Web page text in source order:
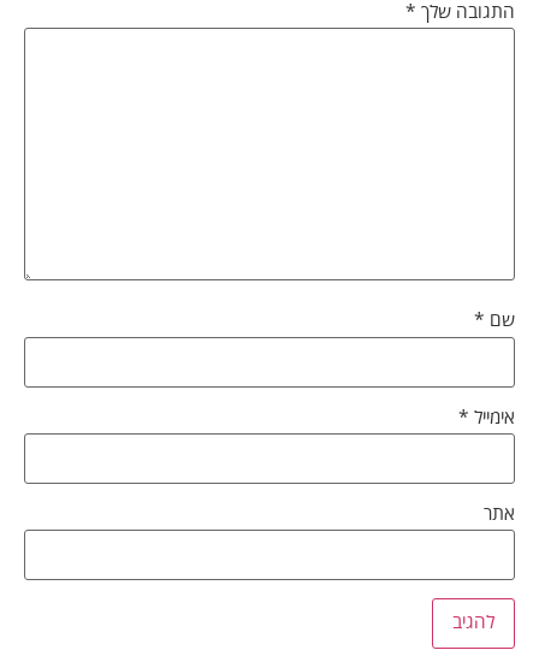
התגובה שלך *
שם *
אימייל *
אתר